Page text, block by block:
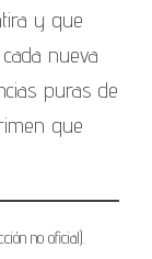
y que
nueva
puras de
que
no oficial).